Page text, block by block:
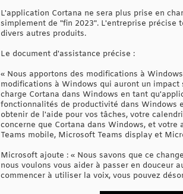
L'application Cortana ne sera plus prise en
simplement de "fin 2023". L'entreprise
divers autres produits.
Le document d'assistance précise :
« Nous apportons des modifications à
modifications à Windows qui auront un
charge Cortana dans Windows en tant
fonctionnalités de productivité dans Windows
obtenir de l'aide pour vos tâches, votre
concerne que Cortana dans Windows, et
Teams mobile, Microsoft Teams display et
Microsoft ajoute : « Nous savons que ce
nous voulons vous aider à passer en douceur
commencer à utiliser la voix, vous pouvez